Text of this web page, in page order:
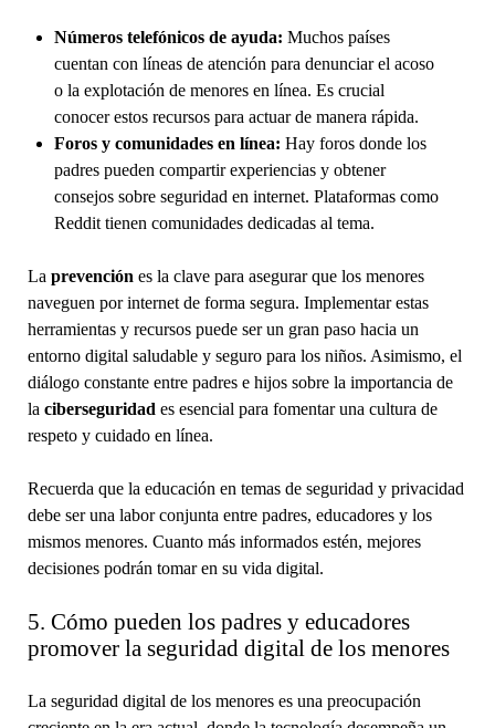
Números telefónicos de ayuda: Muchos países
cuentan con líneas de atención para denunciar el acoso
o la explotación de menores en línea. Es crucial
conocer estos recursos para actuar de manera rápida.
Foros y comunidades en línea: Hay foros donde los
padres pueden compartir experiencias y obtener
consejos sobre seguridad en internet. Plataformas como
Reddit tienen comunidades dedicadas al tema.
La prevención es la clave para asegurar que los menores
naveguen por internet de forma segura. Implementar estas
herramientas y recursos puede ser un gran paso hacia un
entorno digital saludable y seguro para los niños. Asimismo, el
diálogo constante entre padres e hijos sobre la importancia de
la ciberseguridad es esencial para fomentar una cultura de
respeto y cuidado en línea.
Recuerda que la educación en temas de seguridad y privacidad
debe ser una labor conjunta entre padres, educadores y los
mismos menores. Cuanto más informados estén, mejores
decisiones podrán tomar en su vida digital.
5. Cómo pueden los padres y educadores
promover la seguridad digital de los menores
La seguridad digital de los menores es una preocupación